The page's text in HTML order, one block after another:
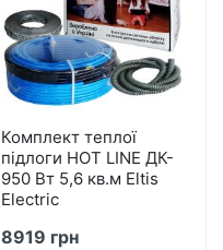
Комплект теплої
підлоги HOT LINE ДК-
950 Вт 5,6 кв.м Eltis
Electric
8919 грн